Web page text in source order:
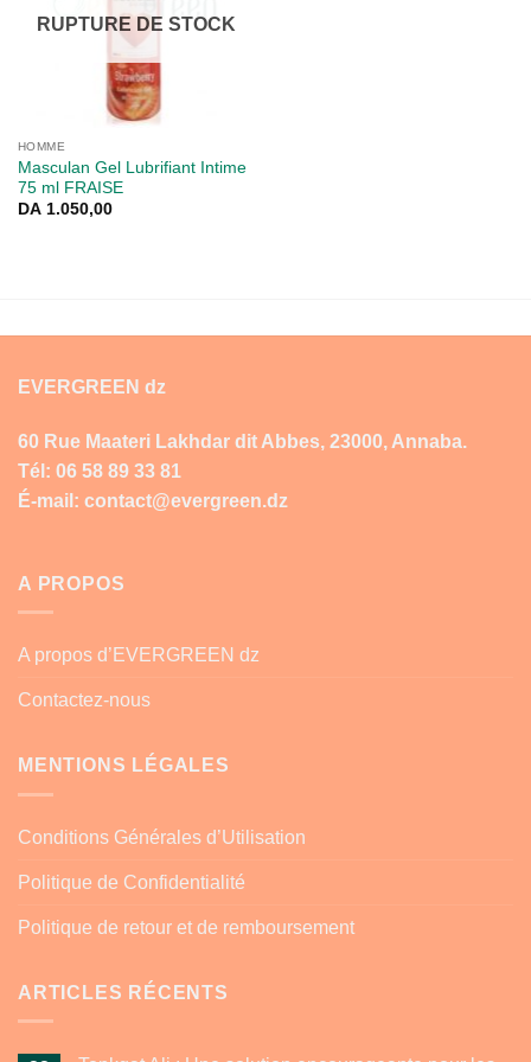
RUPTURE DE STOCK
HOMME
Masculan Gel Lubrifiant Intime
75 ml FRAISE
DA1.050,00
EVERGREEN dz
60 Rue Maateri Lakhdar dit Abbes, 23000, Annaba.
Tél: 06 58 89 33 81
É-mail: contact@evergreen.dz
A PROPOS
A propos d’EVERGREEN dz
Contactez-nous
MENTIONS LÉGALES
Conditions Générales d’Utilisation
Politique de Confidentialité
Politique de retour et de remboursement
ARTICLES RÉCENTS